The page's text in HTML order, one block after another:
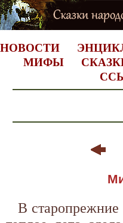
НОВОСТИ
МИФЫ
В старопрежние